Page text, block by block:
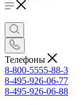
Телефоны
8-800-5555-88-3
8-495-926-06-77
8-495-926-06-88